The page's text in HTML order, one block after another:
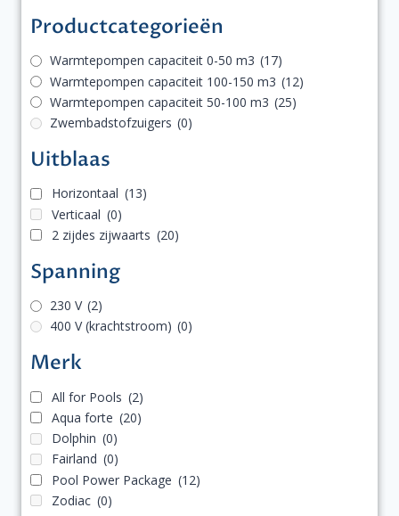
Productcategorieën
Warmtepompen capaciteit 0-50 m3 (17)
Warmtepompen capaciteit 100-150 m3 (12)
Warmtepompen capaciteit 50-100 m3 (25)
Zwembadstofzuigers (0)
Uitblaas
Horizontaal (13)
Verticaal (0)
2 zijdes zijwaarts (20)
Spanning
230 V (2)
400 V (krachtstroom) (0)
Merk
All for Pools (2)
Aqua forte (20)
Dolphin (0)
Fairland (0)
Pool Power Package (12)
Zodiac (0)